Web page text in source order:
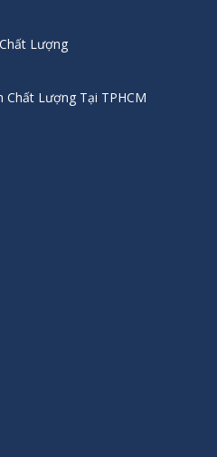
Lượng
Chất Lượng Tại TPHCM